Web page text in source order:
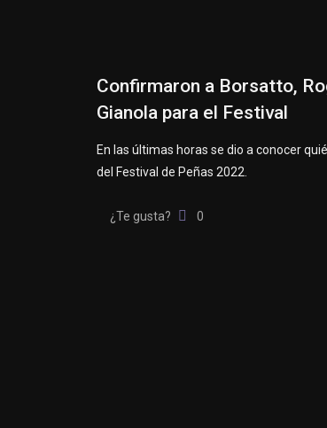
Confirmaron a Borsatto,
Gianola para el Festival
En las últimas horas se dio a conocer
del Festival de Peñas 2022.
¿Te gusta? 0